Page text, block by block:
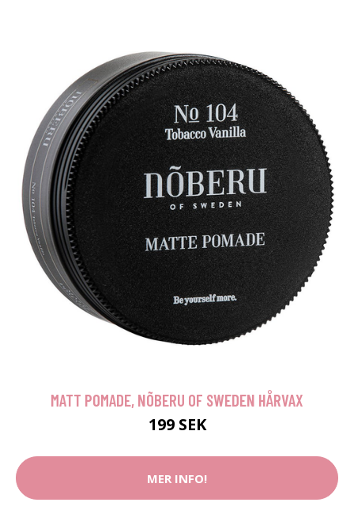
MATT POMADE, NÕBERU OF SWEDEN HÅRVAX
199 SEK
MER INFO!